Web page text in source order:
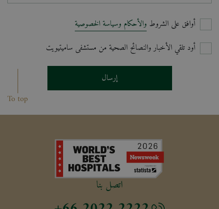
أوافق على الشروط والأحكام وسياسة الخصوصية
أود تلقي الأخبار والنصائح الصحية من مستشفى ساميتيويت
إرسال
To top
اتصل بنا